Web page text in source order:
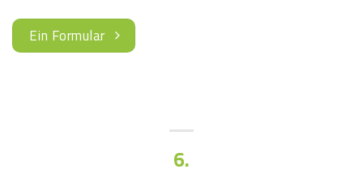
Ein Formular
6.